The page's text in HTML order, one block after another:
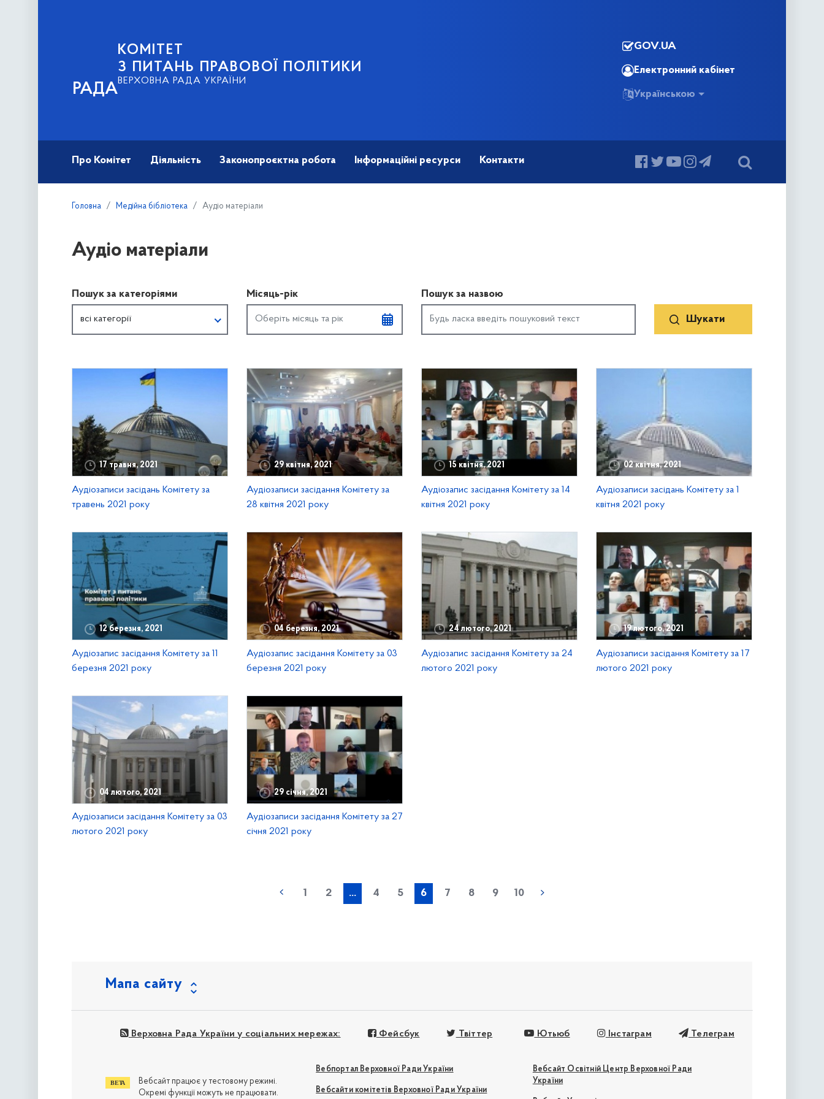
РАДА
КОМІТЕТ
З ПИТАНЬ ПРАВОВОЇ ПОЛІТИКИ
ВЕРХОВНА РАДА УКРАЇНИ
GOV.UA
Електронний кабінет
Українською
Про Комітет Діяльність Законопроєктна робота Інформаційні ресурси Контакти
Головна Медійна бібліотека Аудіо матеріали
Аудіо матеріали
Пошук за категоріями
всі категорії
Місяць-рік Пошук за назвою
17 травня, 2021
Аудіозаписи засідань Комітету за
травень 2021 року
29 квітня, 2021
Аудіозаписи засідання Комітету за
28 квітня 2021 року
15 квітня, 2021
Аудіозапис засідання Комітету за 14
квітня 2021 року
02 квітня, 2021
Аудіозаписи засідань Комітету за 1
квітня 2021 року
12 березня, 2021
Аудіозапис засідання Комітету за 11
березня 2021 року
04 березня, 2021
Аудіозапис засідання Комітету за 03
березня 2021 року
24 лютого, 2021
Аудіозапис засідання Комітету за 24
лютого 2021 року
19 лютого, 2021
Аудіозаписи засідання Комітету за 17
лютого 2021 року
04 лютого, 2021
Аудіозаписи засідання Комітету за 03
лютого 2021 року
29 січня, 2021
Аудіозаписи засідання Комітету за 27
січня 2021 року
1 2 ... 4 5 6 7 8 9 10
Мапа сайту
Верховна Рада України у соціальних мережах: Фейсбук Твіттер Ютьюб Інстаграм Телеграм
Вебпортал Верховної Ради України
Вебсайти комітетів Верховної Ради України
Вебсайт Освітній Центр Верховної Ради
України
Вебсайт працює у тестовому режимі.
Окремі функції можуть не працювати.